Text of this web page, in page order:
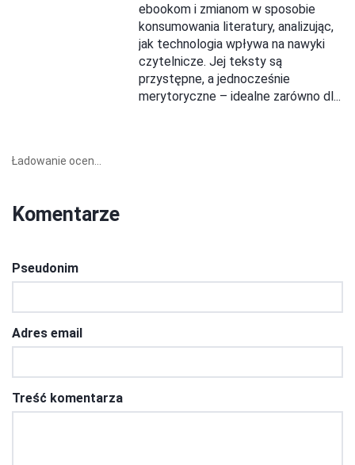
ebookom i zmianom w sposobie
konsumowania literatury, analizując,
jak technologia wpływa na nawyki
czytelnicze. Jej teksty są
przystępne, a jednocześnie
merytoryczne – idealne zarówno dl...
Ładowanie ocen...
Komentarze
Pseudonim
Adres email
Treść komentarza